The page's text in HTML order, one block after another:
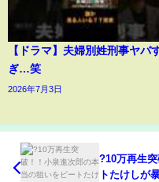
【ドラマ】夫婦別姓刑事ヤバ
ぎ…笑
2026年7月3日
?10万再生
トたけしが